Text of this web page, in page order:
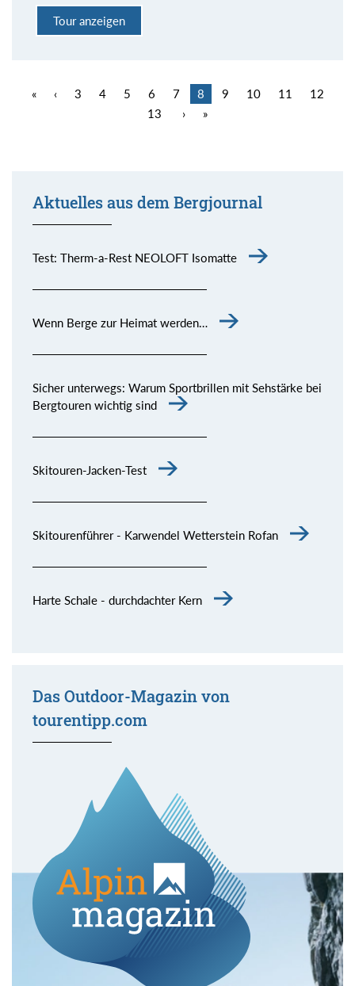
Tour anzeigen
« ‹ 3 4 5 6 7 8 9 10 11
12
13
› »
Aktuelles aus dem Bergjournal
Test: Therm-a-Rest NEOLOFT Isomatte
Wenn Berge zur Heimat werden…
Sicher unterwegs: Warum Sportbrillen mit Sehstärke bei
Bergtouren wichtig sind
Skitouren-Jacken-Test
Skitourenführer - Karwendel Wetterstein Rofan
Harte Schale - durchdachter Kern
Das Outdoor-Magazin von
tourentipp.com